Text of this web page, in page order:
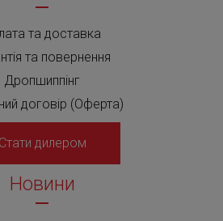
та доставка
та повернення
Дропшиппінг
договір (Оферта)
Стати дилером
Новини